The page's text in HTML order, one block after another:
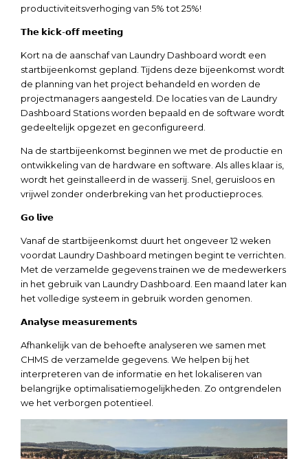
productiviteitsverhoging van 5% tot 25%!
𝗧𝗵𝗲 𝗸𝗶𝗰𝗸-𝗼𝗳𝗳 𝗺𝗲𝗲𝘁𝗶𝗻𝗴
Kort na de aanschaf van Laundry Dashboard wordt een
startbijeenkomst gepland. Tijdens deze bijeenkomst wordt
de planning van het project behandeld en worden de
projectmanagers aangesteld. De locaties van de Laundry
Dashboard Stations worden bepaald en de software wordt
gedeeltelijk opgezet en geconfigureerd.
Na de startbijeenkomst beginnen we met de productie en
ontwikkeling van de hardware en software. Als alles klaar is,
wordt het geïnstalleerd in de wasserij. Snel, geruisloos en
vrijwel zonder onderbreking van het productieproces.
𝗚𝗼 𝗹𝗶𝘃𝗲
Vanaf de startbijeenkomst duurt het ongeveer 12 weken
voordat Laundry Dashboard metingen begint te verrichten.
Met de verzamelde gegevens trainen we de medewerkers
in het gebruik van Laundry Dashboard. Een maand later kan
het volledige systeem in gebruik worden genomen.
𝗔𝗻𝗮𝗹𝘆𝘀𝗲 𝗺𝗲𝗮𝘀𝘂𝗿𝗲𝗺𝗲𝗻𝘁𝘀
Afhankelijk van de behoefte analyseren we samen met
CHMS de verzamelde gegevens. We helpen bij het
interpreteren van de informatie en het lokaliseren van
belangrijke optimalisatiemogelijkheden. Zo ontgrendelen
we het verborgen potentieel.